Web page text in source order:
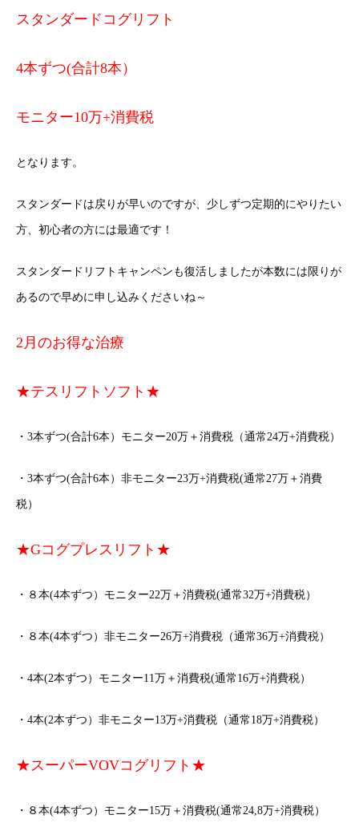
スタンダードコグリフト
4本ずつ(合計8本）
モニター10万+消費税
となります。
スタンダードは戻りが早いのですが、少しずつ定期的にやりたい
方、初心者の方には最適です！
スタンダードリフトキャンペンも復活しましたが本数には限りが
あるので早めに申し込みくださいね～
2月のお得な治療
★テスリフトソフト★
・3本ずつ(合計6本）モニター20万＋消費税（通常24万+消費税）
・3本ずつ(合計6本）非モニター23万+消費税(通常27万＋消費
税）
★Gコグプレスリフト★
・８本(4本ずつ）モニター22万＋消費税(通常32万+消費税）
・８本(4本ずつ）非モニター26万+消費税（通常36万+消費税）
・4本(2本ずつ）モニター11万＋消費税(通常16万+消費税）
・4本(2本ずつ）非モニター13万+消費税（通常18万+消費税）
★スーパーVOVコグリフト★
・８本(4本ずつ）モニター15万＋消費税(通常24,8万+消費税）